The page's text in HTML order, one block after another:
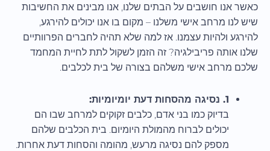
כאשר אנו חושבים על הבתים שלנו, אנו מבינים את החשיבות
שיש לנו מרחב אישי משלנו – מקום בו אנו יכולים להירגע,
להירגע ולהיות עצמנו. אז למה שלא תהיה לחברים הפרוותיים
שלנו אותה פריבילגיה? זה הזמן לשקול לתת לחיית המחמד
שלכם מרחב אישי משלהם בצורה של בית לכלבים.
1. נסיגה מהסחות דעת יומיומיות:
בדיוק כמו בני אדם, כלבים זקוקים למרחב שבו הם
יכולים לברוח מהמולת היומיום. בית הכלבים שלהם
מספק להם נסיגה מרעש, מהומה והסחות דעת אחרות.